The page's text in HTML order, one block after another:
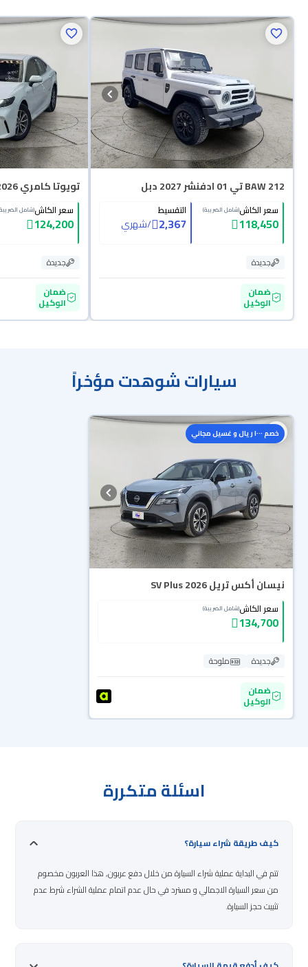
BAW 212 تي 01 ادفنشر 2027 دبل
سعر الكاش(شامل الضريبة)
118,450
التقسيط
2,367
/شهري
جديدة
ضمان
الوكيل
تويوتا كامري E HEV 2026
سعر الكاش(شامل
124,200
جديدة
ضمان
الوكيل
سيارات شوهدت مؤخراً
خصم ١٠٠٠ ريال و غسيل مجاني
نيسان أكس تريل SV Plus 2026
سعر الكاش(شامل الضريبة)
134,700
جديدة
ملوحة
ضمان
الوكيل
اسئلة متكررة
كيف طريقة شراء سيارة؟
تتم في البداية عملية شراء السيارة من خلال دفع عربون, هذا العربون مخصوم
من سعر السيارة الاجمالي و مسترد في حال عدم اتمام عملية الشراء شرط عدم
تثبيت حجز السيارة.